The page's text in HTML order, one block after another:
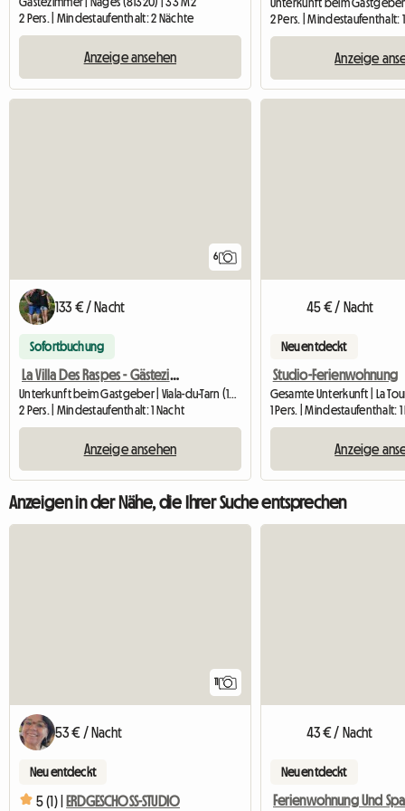
2 Pers. | Mindestaufenthalt: 2 Nächte
Anzeige ansehen
2 Pers. | Mindestaufenthalt:
Anzeige
6
133 € / Nacht
Sofortbuchung
La Villa Des Raspes - Gästezimmer - Wohlbefinden - Spa
Unterkunft beim Gastgeber | Viala-du-Tarn (12490) | 16 M2
2 Pers. | Mindestaufenthalt: 1 Nacht
Anzeige ansehen
45 € / Nacht
Neu entdeckt
Studio-Ferienwohnung
Gesamte Unterkunft | La
1 Pers. | Mindestaufenthalt:
Anzeige
Anzeigen in der Nähe, die Ihrer Suche entsprechen
53 € / Nacht
Neu entdeckt
5 (1) | ERDGESCHOSS-STUDIO
43 € / Nacht
Neu entdeckt